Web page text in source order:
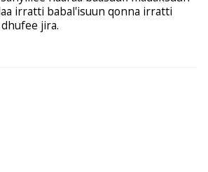
irratti babal'isuun qonna irratti
jira.